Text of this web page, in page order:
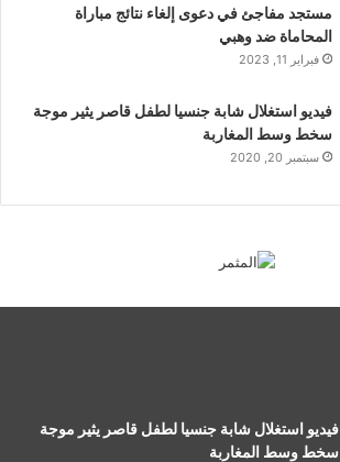
مستجد مفاجئ في دعوى إلغاء نتائج مباراة
المحاماة ضد وهبي
فبراير 11, 2023
فيديو استغلال شابة جنسيا لطفل قاصر يثير موجة
سخط وسط المغاربة
سبتمبر 20, 2020
فيديو استغلال شابة جنسيا لطفل قاصر يثير موجة
سخط وسط المغاربة